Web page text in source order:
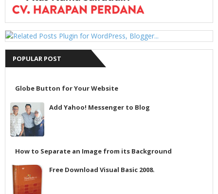
POPULAR POST
Globe Button for Your Website
Add Yahoo! Messenger to Blog
How to Separate an Image from its Background
Free Download Visual Basic 2008.